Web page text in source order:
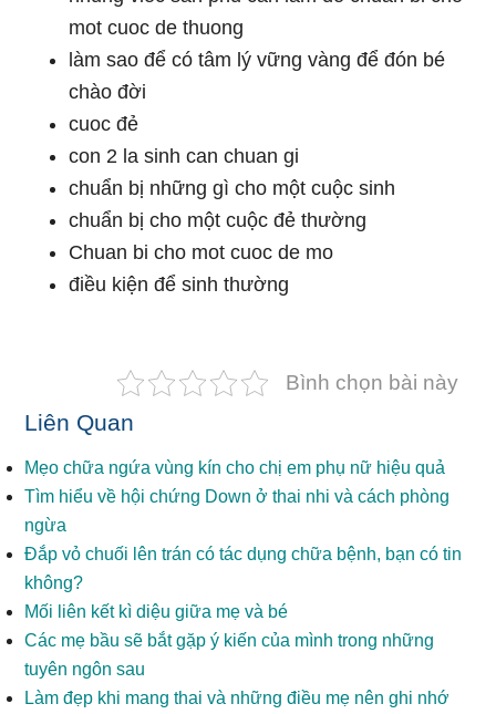
mot cuoc de thuong
làm sao để có tâm lý vững vàng để đón bé
chào đời
cuoc đẻ
con 2 la sinh can chuan gi
chuẩn bị những gì cho một cuộc sinh
chuẩn bị cho một cuộc đẻ thường
Chuan bi cho mot cuoc de mo
điều kiện để sinh thường
Bình chọn bài này
Liên Quan
Mẹo chữa ngứa vùng kín cho chị em phụ nữ hiệu quả
Tìm hiểu về hội chứng Down ở thai nhi và cách phòng
ngừa
Đắp vỏ chuối lên trán có tác dụng chữa bệnh, bạn có tin
không?
Mối liên kết kì diệu giữa mẹ và bé
Các mẹ bầu sẽ bắt gặp ý kiến của mình trong những
tuyên ngôn sau
Làm đẹp khi mang thai và những điều mẹ nên ghi nhớ